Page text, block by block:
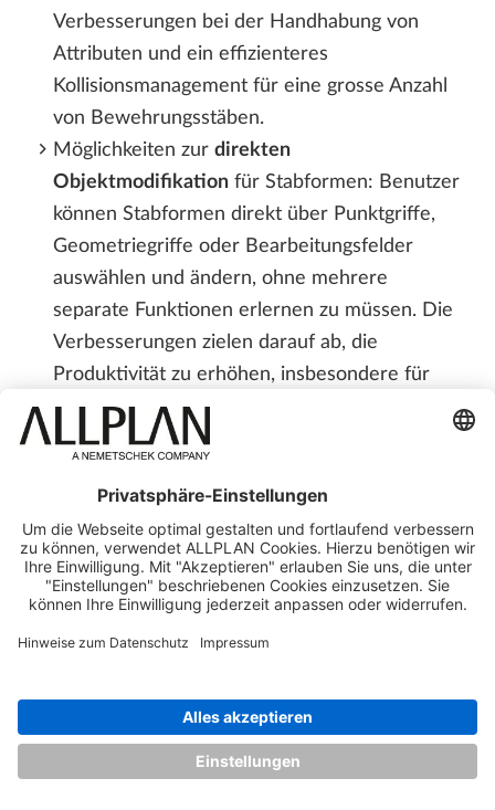
Verbesserungen bei der Handhabung von
Attributen und ein effizienteres
Kollisionsmanagement für eine grosse Anzahl
von Bewehrungsstäben.
Möglichkeiten zur direkten
Objektmodifikationfür Stabformen: Benutzer
können Stabformen direkt über Punktgriffe,
Geometriegriffe oder Bearbeitungsfelder
auswählen und ändern, ohne mehrere
separate Funktionen erlernen zu müssen. Die
Verbesserungen zielen darauf ab, die
Produktivität zu erhöhen, insbesondere für
neue Benutzer.
DasKollisionsmanagement
Objekttypen zu erkennen, zu analysieren und
aufzulösen. Zu den wichtigsten Funktionen
gehören ein Dialog zur Kollisionserkennung,
ein Kollisionskonfigurator,
VERBESSERTE FUNKTIONEN UND
ARBEITSABLÄUFE